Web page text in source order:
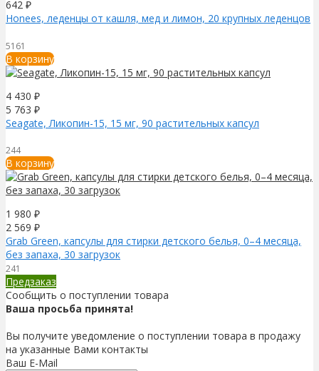
642 ₽
Honees, леденцы от кашля, мед и лимон, 20 крупных леденцов
5161
В корзину
4 430 ₽
5 763 ₽
Seagate, Ликопин-15, 15 мг, 90 растительных капсул
244
В корзину
1 980 ₽
2 569 ₽
Grab Green, капсулы для стирки детского белья, 0–4 месяца,
без запаха, 30 загрузок
241
Предзаказ
Сообщить о поступлении товара
Ваша просьба принята!
Вы получите уведомление о поступлении товара в продажу
на указанные Вами контакты
Ваш E-Mail